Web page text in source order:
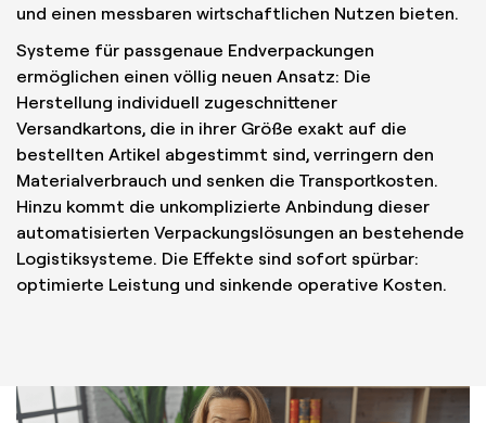
und einen messbaren wirtschaftlichen Nutzen bieten.
Systeme für passgenaue Endverpackungen
ermöglichen einen völlig neuen Ansatz: Die
Herstellung individuell zugeschnittener
Versandkartons, die in ihrer Größe exakt auf die
bestellten Artikel abgestimmt sind, verringern den
Materialverbrauch und senken die Transportkosten.
Hinzu kommt die unkomplizierte Anbindung dieser
automatisierten Verpackungslösungen an bestehende
Logistiksysteme. Die Effekte sind sofort spürbar:
optimierte Leistung und sinkende operative Kosten.